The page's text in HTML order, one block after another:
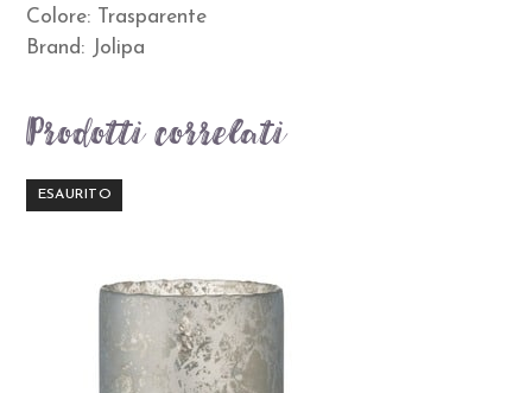
Colore: Trasparente
Brand: Jolipa
Prodotti correlati
ESAURITO